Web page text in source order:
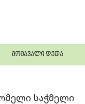
მომავალი დედა
საჭმელი